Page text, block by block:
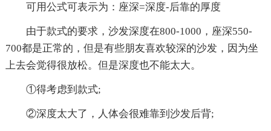
可用公式可表示为：座深=深度-后靠的厚度
由于款式的要求，沙发深度在800-1000，座深550-
700都是正常的，但是有些朋友喜欢较深的沙发，因为坐
上去会觉得很放松。但是深度也不能太大。
①得考虑到款式;
②深度太大了，人体会很难靠到沙发后背;